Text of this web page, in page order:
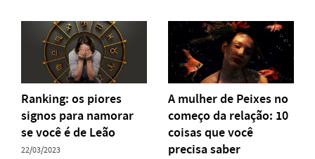
Ranking: os piores
signos para namorar
se você é de Leão
22/03/2023
A mulher de Peixes no
começo da relação: 10
coisas que você
precisa saber